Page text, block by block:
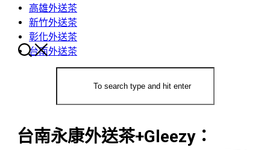
高雄外送茶
新竹外送茶
彰化外送茶
台南外送茶
台南永康外送茶+Gleezy：